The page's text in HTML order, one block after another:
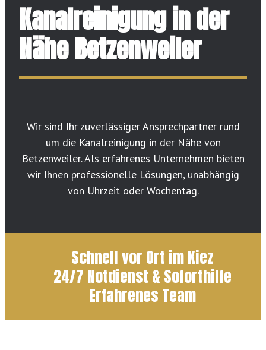
Kanalreinigung in der
Nähe Betzenweiler
Wir sind Ihr zuverlässiger Ansprechpartner rund
um die Kanalreinigung in der Nähe von
Betzenweiler. Als erfahrenes Unternehmen bieten
wir Ihnen professionelle Lösungen, unabhängig
von Uhrzeit oder Wochentag.
Schnell vor Ort im Kiez
24/7 Notdienst & Soforthilfe
Erfahrenes Team